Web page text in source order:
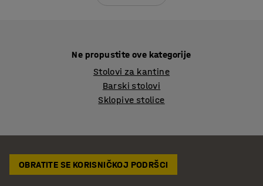
Ne propustite ove kategorije
Stolovi za kantine
Barski stolovi
Sklopive stolice
OBRATITE SE KORISNIČKOJ PODRŠCI